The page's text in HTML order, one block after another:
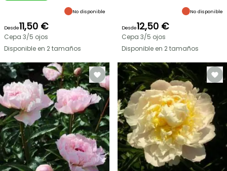
No disponible
Desde11,50 €
Cepa 3/5 ojos
Disponible en 2 tamaños
No disponible
Desde12,50 €
Cepa 3/5 ojos
Disponible en 2 tamaños